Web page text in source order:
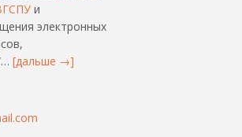
и
электронных
[дальше →]